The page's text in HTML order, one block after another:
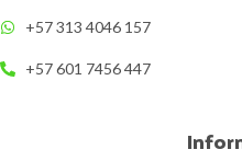
+57 313 4046 157
+57 601 7456 447